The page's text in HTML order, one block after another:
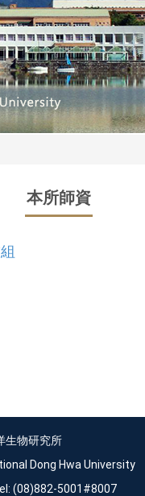
本所師資
生物研究所
Dong Hwa University
5001#8007